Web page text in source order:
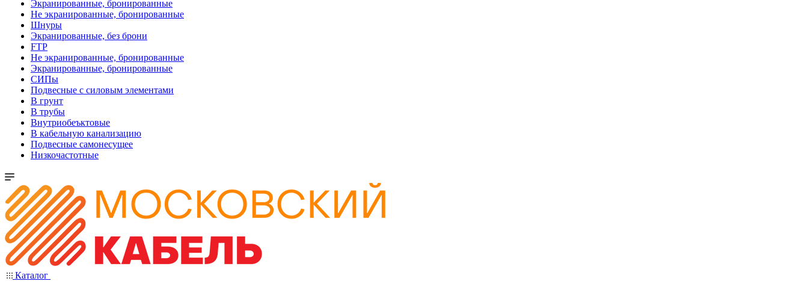
Экранированные, бронированные
Не экранированные, бронированные
Шнуры
Экранированные, без брони
FTP
Не экранированные, бронированные
Экранированные, бронированные
СИПы
Подвесные с силовым элементами
В грунт
В трубы
Внутриобеъктовые
В кабельную канализацию
Подвесные самонесущее
Низкочастотные
Каталог